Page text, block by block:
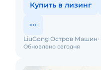
Купить в лизинг
Обновлено сегодня
LiuGong Остров Машин